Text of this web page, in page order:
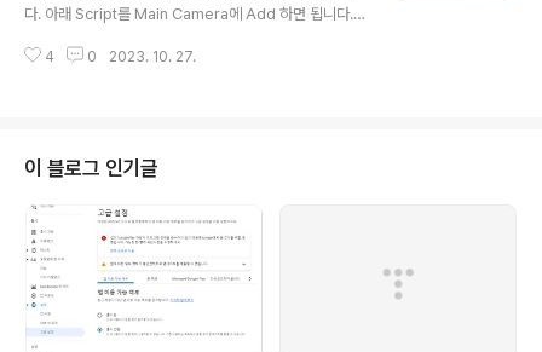
다. 아래 Script를 Main Camera에 Add 하면 됩니다.
메라의 eulerAngles을 변경하여 시점을 이동합니다. 또
neric; using UnityEngine; public class CamRotati
on : MonoBehaviour { // 회전속도 public float rotS
peed = 200f; // 회전값 변수 private float mx = 0;
p..
4 0 2023. 10. 27.
이 블로그 인기글